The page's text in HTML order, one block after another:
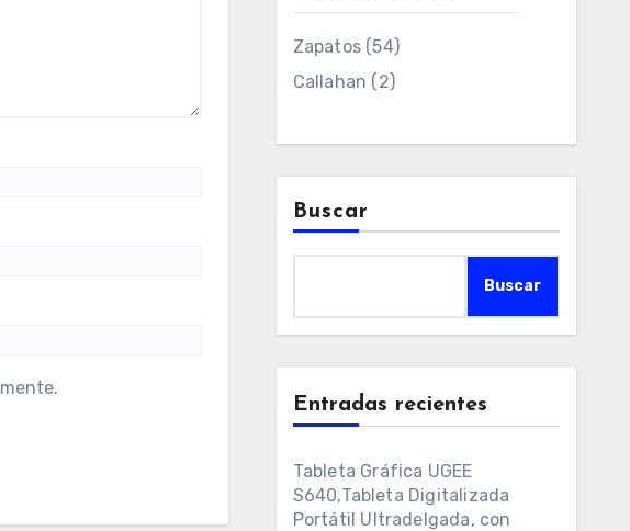
Zapatos(54)
Callahan (2)
Buscar
Buscar
Entradas recientes
Tableta Gráfica UGEE
S640,Tableta Digitalizada
Portátil Ultradelgada, con